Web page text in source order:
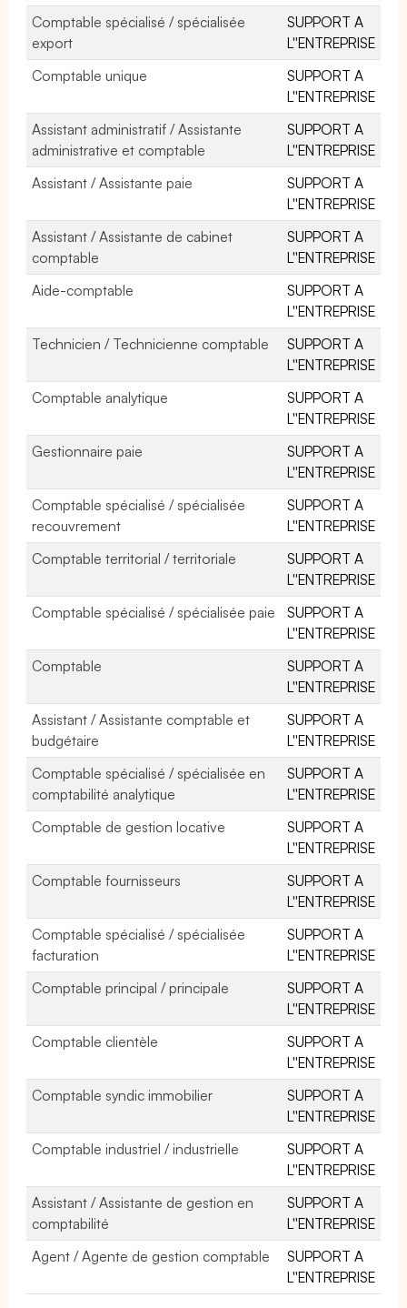
Comptable spécialisé / spécialisée
export
SUPPORT A
L''ENTREPRISE
Comptable unique
SUPPORT A
L''ENTREPRISE
Assistant administratif / Assistante
administrative et comptable
SUPPORT A
L''ENTREPRISE
Assistant / Assistante paie
SUPPORT A
L''ENTREPRISE
Assistant / Assistante de cabinet
comptable
SUPPORT A
L''ENTREPRISE
Aide-comptable
SUPPORT A
L''ENTREPRISE
Technicien / Technicienne comptable
SUPPORT A
L''ENTREPRISE
Comptable analytique
SUPPORT A
L''ENTREPRISE
Gestionnaire paie
SUPPORT A
L''ENTREPRISE
Comptable spécialisé / spécialisée
recouvrement
SUPPORT A
L''ENTREPRISE
Comptable territorial / territoriale
SUPPORT A
L''ENTREPRISE
Comptable spécialisé / spécialisée paie
SUPPORT A
L''ENTREPRISE
Comptable
SUPPORT A
L''ENTREPRISE
Assistant / Assistante comptable et
budgétaire
SUPPORT A
L''ENTREPRISE
Comptable spécialisé / spécialisée en
comptabilité analytique
SUPPORT A
L''ENTREPRISE
Comptable de gestion locative
SUPPORT A
L''ENTREPRISE
Comptable fournisseurs
SUPPORT A
L''ENTREPRISE
Comptable spécialisé / spécialisée
facturation
SUPPORT A
L''ENTREPRISE
Comptable principal / principale
SUPPORT A
L''ENTREPRISE
Comptable clientèle
SUPPORT A
L''ENTREPRISE
Comptable syndic immobilier
SUPPORT A
L''ENTREPRISE
Comptable industriel / industrielle
SUPPORT A
L''ENTREPRISE
Assistant / Assistante de gestion en
comptabilité
SUPPORT A
L''ENTREPRISE
Agent / Agente de gestion comptable
SUPPORT A
L''ENTREPRISE